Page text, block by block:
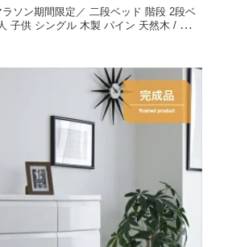
ソン期間限定／ 二段ベッド 階段 2段ベ
子供 シングル 木製 パイン 天然木 / ベッ
無垢 ベット 高さ129 ナチュラル ホワイ
段ベッド sanjp-0585